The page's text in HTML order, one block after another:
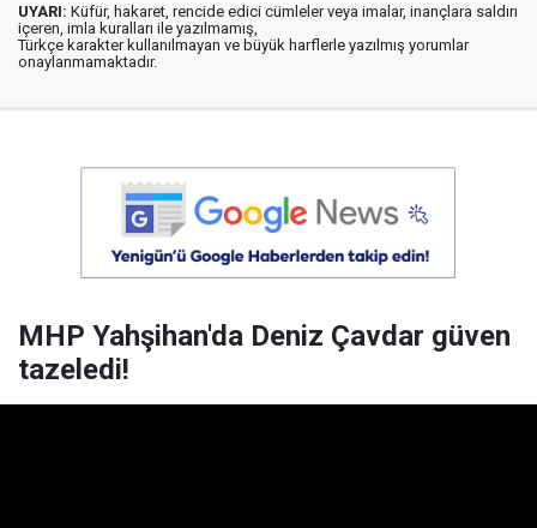
UYARI: Küfür, hakaret, rencide edici cümleler veya imalar, inançlara saldırı
içeren, imla kuralları ile yazılmamış,
Türkçe karakter kullanılmayan ve büyük harflerle yazılmış yorumlar
onaylanmamaktadır.
MHP Yahşihan'da Deniz Çavdar güven
tazeledi!